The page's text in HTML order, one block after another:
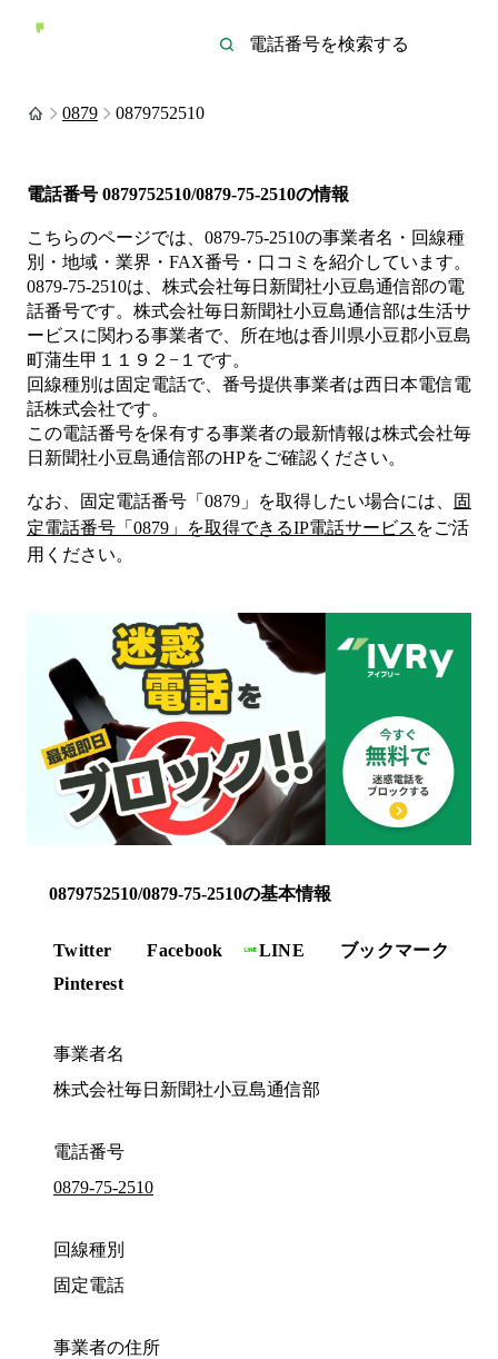
0879 0879752510
電話番号 0879752510/0879-75-2510の情報
こちらのページでは、 0879-75-2510の事業者名・回線種
別・地域・業界・FAX番号・口コミを紹介しています。
0879-75-2510は、 株式会社毎日新聞社小豆島通信部の電
話番号です。 株式会社毎日新聞社小豆島通信部は生活サ
ービスに関わる事業者で、所在地は香川県小豆郡小豆島
町蒲生甲１１９２−１ です。
回線種別は固定電話で、番号提供事業者は西日本電信電
話株式会社です。
この電話番号を保有する事業者の最新情報は株式会社毎
日新聞社小豆島通信部のHPをご確認ください。
なお、固定電話番号「 0879 」を取得したい場合には、
固
定電話番号「 0879 」を取得できるIP電話サービス をご活
用ください。
0879752510/0879-75-2510の基本情報
Twitter Facebook LINE
ブックマーク
Pinterest
事業者名
株式会社毎日新聞社小豆島通信部
電話番号
0879-75-2510
回線種別
固定電話
事業者の住所